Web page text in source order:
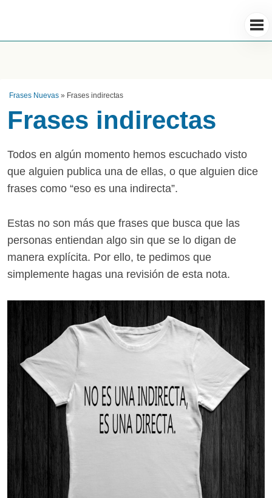
Frases Nuevas » Frases indirectas
Frases indirectas
Todos en algún momento hemos escuchado visto
que alguien publica una de ellas, o que alguien dice
frases como “eso es una indirecta”.
Estas no son más que frases que busca que las
personas entiendan algo sin que se lo digan de
manera explícita. Por ello, te pedimos que
simplemente hagas una revisión de esta nota.